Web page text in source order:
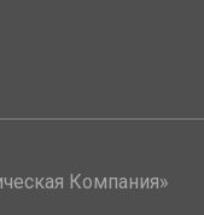
Компания»